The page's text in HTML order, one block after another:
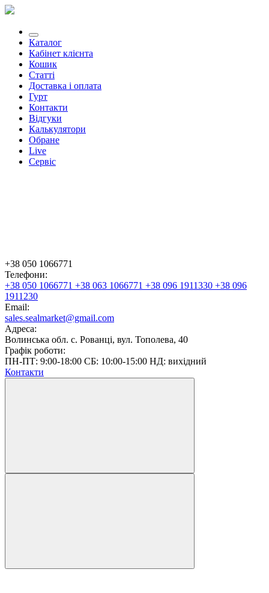
Каталог
Кабінет клієнта
Кошик
Статті
Доставка і оплата
Гурт
Контакти
Відгуки
Калькулятори
Обране
Live
Сервіс
+38 050 1066771
Телефони:
+38 050 1066771 +38 063 1066771 +38 096 1911330 +38 096
1911230
Email:
sales.sealmarket@gmail.com
Адреса:
Волинська обл. с. Рованці, вул. Тополева, 40
Графік роботи:
ПН-ПТ: 9:00-18:00 СБ: 10:00-15:00 НД: вихідний
Контакти